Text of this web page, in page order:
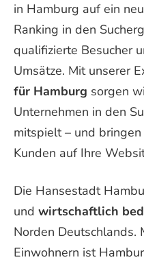
in Hamburg auf ein
Ranking in den
qualifizierte Besucher
Umsätze. Mit unserer
für Hamburg sorgen
Unternehmen in den
mitspielt – und
Kunden auf Ihre
Die Hansestadt
und wirtschaftlich
Norden Deutschlands.
Einwohnern ist